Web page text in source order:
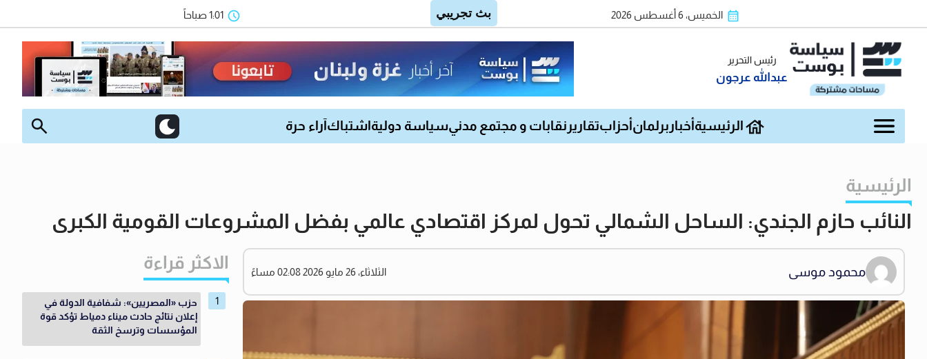
الخميس، 6 أغسطس 2026 1:01 صباحاً
رئيس التحرير
عبدالله عرجون
الرئيسية أخبار برلمان أحزابتقارير نقابات و مجتمع مدنيسياسة دولية اشتباك آراء حرة
الرئيسية
النائب حازم الجندي: الساحل الشمالي تحول لمركز اقتصادي عالمي بفضل المشروعات القومية الكبرى
محمود موسى الثلاثاء، 26 مايو 2026 02:08 مساءً الاكثر قراءة
حزب «المصريين»: شفافية الدولة في
إعلان نتائج حادث ميناء دمياط تؤكد قوة
المؤسسات وترسخ الثقة